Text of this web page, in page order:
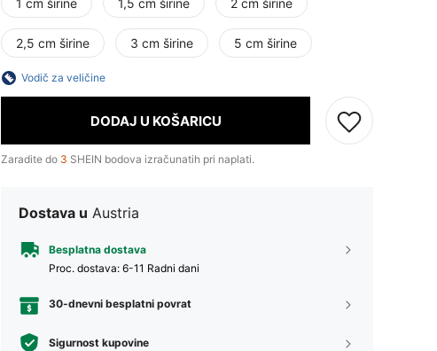
1 cm širine 1,5 cm širine 2 cm širine
2,5 cm širine 3 cm širine 5 cm širine
Vodič za veličine
DODAJ U KOŠARICU
Zaradite do 3 SHEIN bodova izračunatih pri naplati.
Dostava u Austria
Besplatna dostava
Proc. dostava: 6-11 Radni dani
30-dnevni besplatni povrat
Sigurnost kupovine